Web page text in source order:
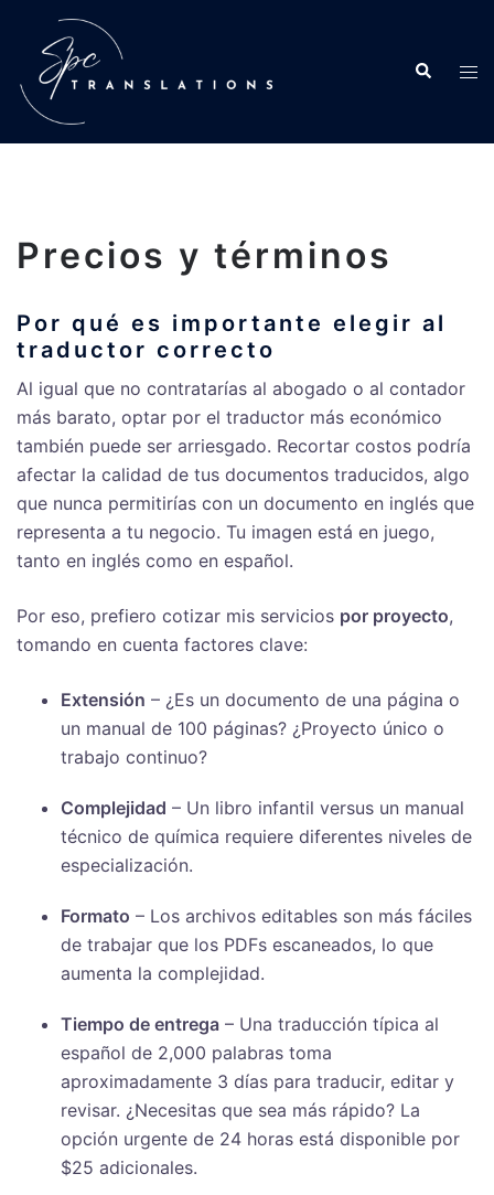
Precios y términos
Por qué es importante elegir al
traductor correcto
Al igual que no contratarías al abogado o al contador
más barato, optar por el traductor más económico
también puede ser arriesgado. Recortar costos podría
afectar la calidad de tus documentos traducidos, algo
que nunca permitirías con un documento en inglés que
representa a tu negocio. Tu imagen está en juego,
tanto en inglés como en español.
Por eso, prefiero cotizar mis servicios por proyecto,
tomando en cuenta factores clave:
Extensión – ¿Es un documento de una página o
un manual de 100 páginas? ¿Proyecto único o
trabajo continuo?
Complejidad – Un libro infantil versus un manual
técnico de química requiere diferentes niveles de
especialización.
Formato – Los archivos editables son más fáciles
de trabajar que los PDFs escaneados, lo que
aumenta la complejidad.
Tiempo de entrega – Una traducción típica al
español de 2,000 palabras toma
aproximadamente 3 días para traducir, editar y
revisar. ¿Necesitas que sea más rápido? La
opción urgente de 24 horas está disponible por
$25 adicionales.